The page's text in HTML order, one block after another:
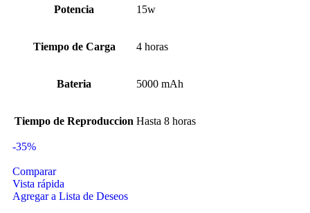
Potencia 15w
Tiempo de Carga 4 horas
Bateria 5000 mAh
Tiempo de Reproduccion Hasta 8 horas
-35%
Comparar
Vista rápida
Agregar a Lista de Deseos